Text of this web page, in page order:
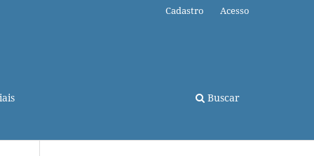
Buscar
Cadastro Acesso